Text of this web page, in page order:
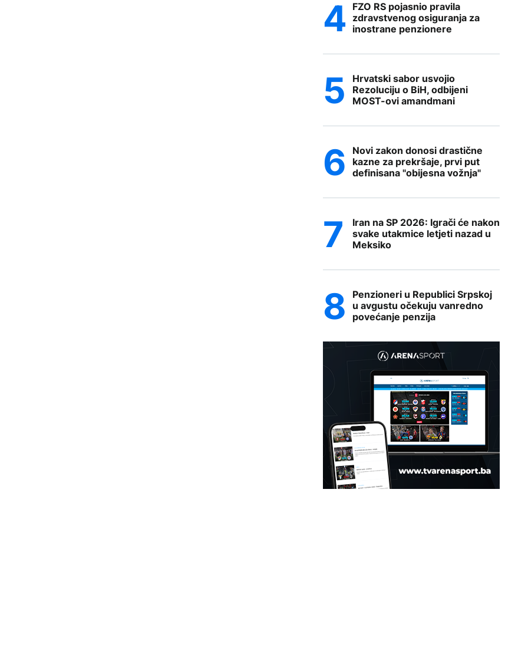
FZO RS pojasnio pravila
zdravstvenog osiguranja za
inostrane penzionere
Hrvatski sabor usvojio
Rezoluciju o BiH, odbijeni
MOST-ovi amandmani
Novi zakon donosi drastične
kazne za prekršaje, prvi put
definisana "obijesna vožnja"
Iran na SP 2026: Igrači će nakon
svake utakmice letjeti nazad u
Meksiko
Penzioneri u Republici Srpskoj
u avgustu očekuju vanredno
povećanje penzija